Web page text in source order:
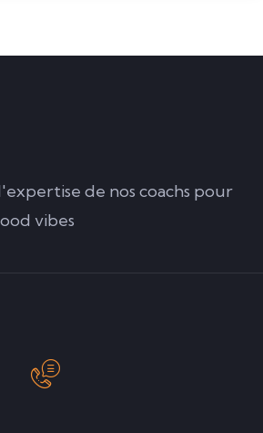
de nos coachs pour
vibes